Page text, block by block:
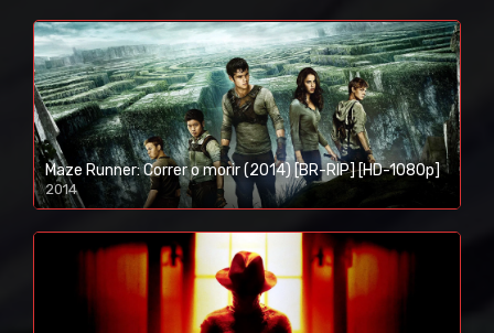
Maze Runner: Correr o morir (2014) [BR-RIP] [HD-1080p]
2014
1080p/720p